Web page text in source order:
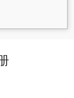
注册